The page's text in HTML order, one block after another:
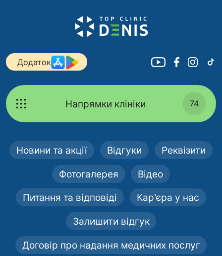
Додаток
Напрямки клініки 74
Новини та акції Відгуки Реквізити
Фотогалерея Відео
Питання та відповіді Кар'єра у нас
Залишити відгук
Договір про надання медичних послуг